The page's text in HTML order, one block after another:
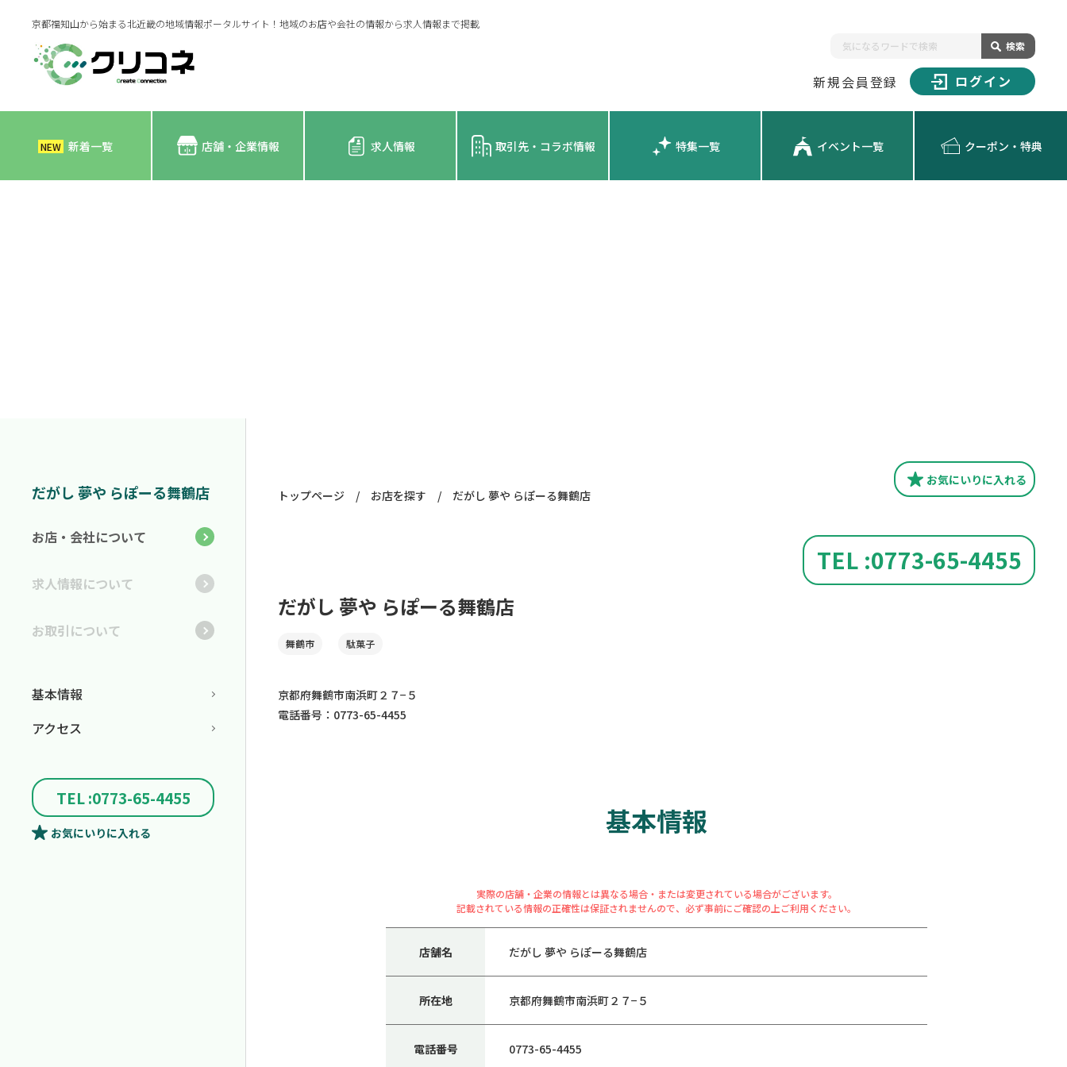
京都福知山から始まる北近畿の地域情報ポータルサイト！地域のお店や会社の情報から求人情報まで掲載
検索
新規会員登録 ログイン
NEW 新着一覧 店舗・企業情報 求人情報 取引先・コラボ情報 特集一覧 イベント一覧 クーポン・特典
トップページ / お店を探す / だがし 夢や らぽーる舞鶴店
お気にいりに入れる
TEL :0773-65-4455
だがし 夢や らぽーる舞鶴店
舞鶴市 駄菓子
京都府舞鶴市南浜町２７−５
電話番号：0773-65-4455
基本情報
実際の店舗・企業の情報とは異なる場合・または変更されている場合がございます。
記載されている情報の正確性は保証されませんので、必ず事前にご確認の上ご利用ください。
店舗名 だがし 夢や らぽーる舞鶴店
所在地 京都府舞鶴市南浜町２７−５
電話番号 0773-65-4455
だがし 夢や らぽーる舞鶴店
お店・会社について
求人情報について
お取引について
基本情報
アクセス
TEL :0773-65-4455
お気にいりに入れる